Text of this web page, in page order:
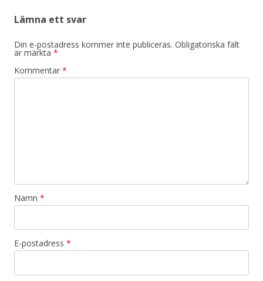
Lämna ett svar
Din e-postadress kommer inte publiceras. Obligatoriska fält
är märkta *
Kommentar *
Namn *
E-postadress *